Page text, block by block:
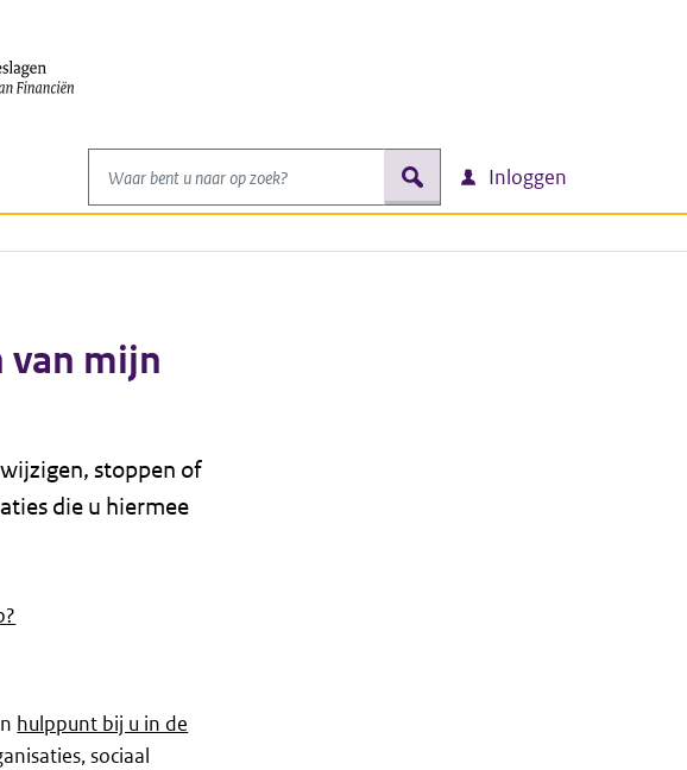
Waar bent u naar op zoek?
zoek Inloggen
van mijn
stoppen of
die u hiermee
hulppunt bij u in de
sociaal